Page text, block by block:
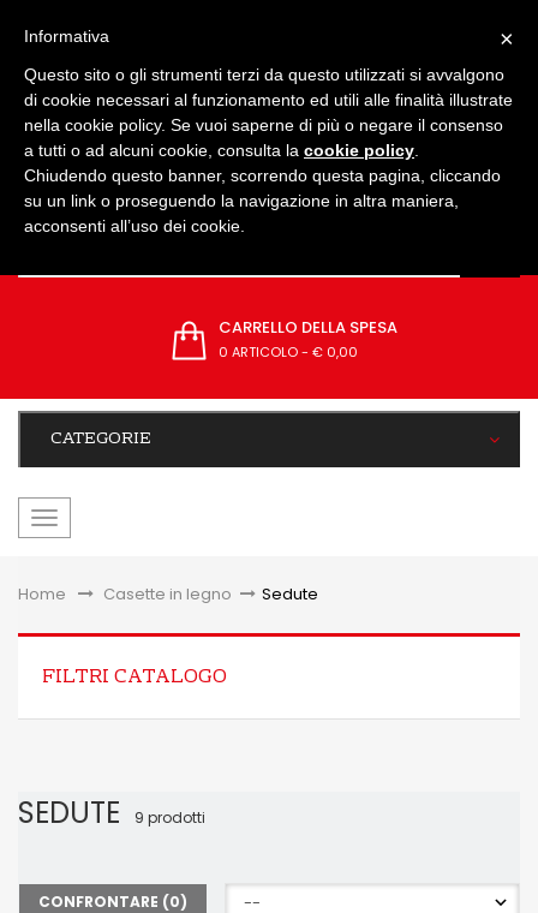
CARRELLO DELLA SPESA
0 ARTICOLO- € 0,00
CATEGORIE
navigazione
Home &gt;Casette in legno > Sedute
FILTRI CATALOGO
SEDUTE 9 prodotti
CONFRONTARE (0)
×
Informativa
Questo sito o gli strumenti terzi da questo utilizzati si avvalgono
di cookie necessari al funzionamento ed utili alle finalità illustrate
nella cookie policy. Se vuoi saperne di più o negare il consenso
a tutti o ad alcuni cookie, consulta la cookie policy
Chiudendo questo banner, scorrendo questa pagina, cliccando
su un link o proseguendo la navigazione in altra maniera,
acconsenti all’uso dei cookie.